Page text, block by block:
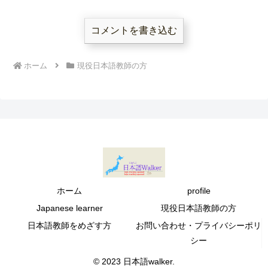
コメントを書き込む
ホーム 現役日本語教師の方
ホーム
profile
Japanese learner
現役日本語教師の方
日本語教師をめざす方
お問い合わせ・プライバシーポリ
シー
© 2023 日本語walker.